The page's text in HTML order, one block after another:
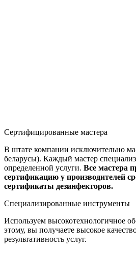
Сертифицированные мастера
В штате компании исключительно
беларусы). Каждый мастер
определенной услуги. Все мастера
сертификацию у производителей
сертификаты дезинфекторов.
Специализированные инструменты
Используем высокотехнологичное
этому, вы получаете высокое
результативность услуг.